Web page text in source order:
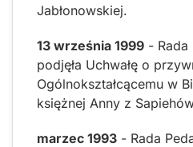
Jabłonowskiej.
13 września 1999 - Rada
podjęła Uchwałę o
Ogólnokształcącemu w
księżnej Anny z
marzec 1993 - Rada